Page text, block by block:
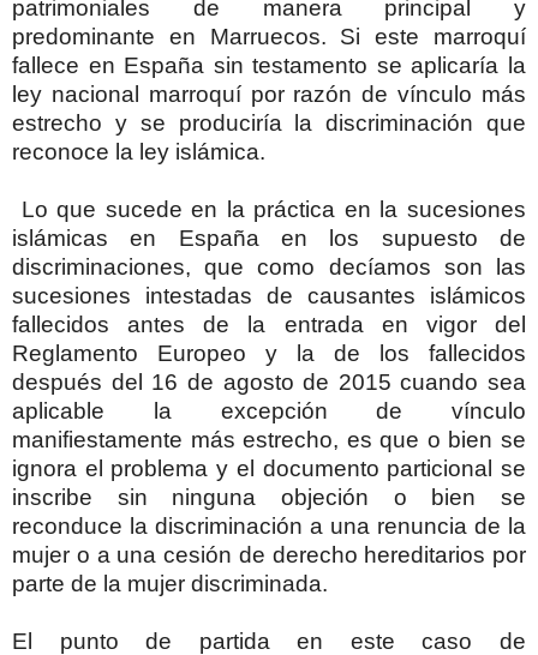
patrimoniales de manera principal y
predominante en Marruecos. Si este marroquí
fallece en España sin testamento se aplicaría la
ley nacional marroquí por razón de vínculo más
estrecho y se produciría la discriminación que
reconoce la ley islámica.
Lo que sucede en la práctica en la sucesiones
islámicas en España en los supuesto de
discriminaciones, que como decíamos son las
sucesiones intestadas de causantes islámicos
fallecidos antes de la entrada en vigor del
Reglamento Europeo y la de los fallecidos
después del 16 de agosto de 2015 cuando sea
aplicable la excepción de vínculo
manifiestamente más estrecho, es que o bien se
ignora el problema y el documento particional se
inscribe sin ninguna objeción o bien se
reconduce la discriminación a una renuncia de la
mujer o a una cesión de derecho hereditarios por
parte de la mujer discriminada.
El punto de partida en este caso de